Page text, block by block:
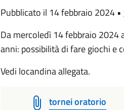
Pubblicato il 14 febbraio 2024 •
Da mercoledì 14 febbraio 2024
anni: possibilità di fare giochi e
Vedi locandina allegata.
tornei oratorio